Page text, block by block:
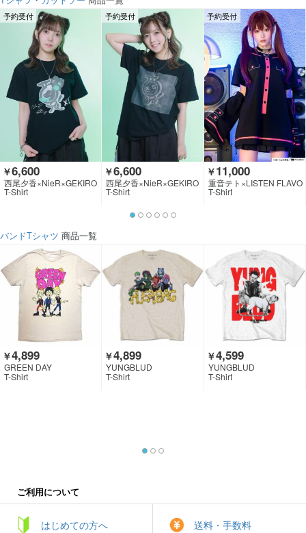
予約受付
￥6,600
西尾夕香×NieR×GEKIRO
CK CLOTHING
T-Shirt
予約受付
￥6,600
西尾夕香×NieR×GEKIRO
CK CLOTHING
T-Shirt
予約受付
￥11,000
重音テト×LISTEN FLAVO
R
T-Shirt
バンドTシャツ 商品一覧
￥4,899
GREEN DAY
T-Shirt
￥4,899
YUNGBLUD
T-Shirt
￥4,599
YUNGBLUD
T-Shirt
ご利用について
はじめての方へ 送料・手数料